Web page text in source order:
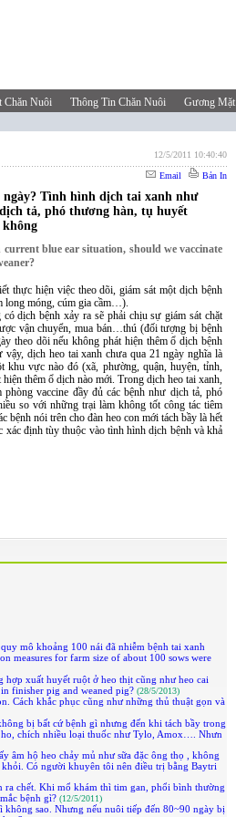
Chăn Nuôi Thông Tin Chăn Nuôi Gương Mặt
12/5/2011 10:40:40
Email Bản In
ngày? Tình hình dịch tai xanh như
tả, phó thương hàn, tụ huyết
không
blue ear situation, should we vaccinate
thực hiện việc theo dõi, giám sát một dịch bệnh
long móng, cúm gia cầm…).
dịch bệnh xảy ra sẽ phải chịu sự giám sát chặt
vận chuyển, mua bán…thú (đối tượng bị bệnh
theo dõi nếu không phát hiện thêm ổ dịch bệnh
dịch heo tai xanh chưa qua 21 ngày nghĩa là
khu vực nào đó (xã, phường, quận, huyện, tỉnh,
thêm ổ dịch nào mới. Trong dịch heo tai xanh,
vaccine đầy đủ các bệnh như dịch tả, phó
so với những trại làm không tốt công tác tiêm
bệnh nói trên cho đàn heo con mới tách bầy là hết
định tùy thuộc vào tình hình dịch bệnh và khả
mô khoảng 100 nái đã nhiễm bệnh tai xanh
measures for farm size of about 100 sows were
xuất huyết ruột ở heo thịt cũng như heo cai
finisher pig and weaned pig? (28/5/2013)
Cách khắc phục cũng như những thủ thuật gọn và
bị bất cứ bệnh gì nhưng đến khi tách bầy trong
chích nhiều loại thuốc như Tylo, Amox…. Nhưn
âm hộ heo chảy mủ như sữa đặc ông thọ , không
Có người khuyên tôi nên điều trị bằng Baytri
chết. Khi mổ khám thì tim gan, phổi bình thường
bệnh gì? (12/5/2011)
sao. Nhưng nếu nuôi tiếp đến 80~90 ngày bị